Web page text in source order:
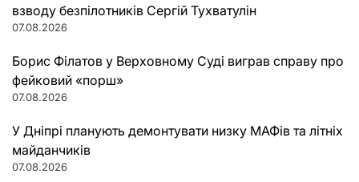
взводу безпілотників Сергій Тухватулін
07.08.2026
Борис Філатов у Верховному Суді виграв справу про
фейковий «порш»
07.08.2026
У Дніпрі планують демонтувати низку МАФів та літніх
майданчиків
07.08.2026